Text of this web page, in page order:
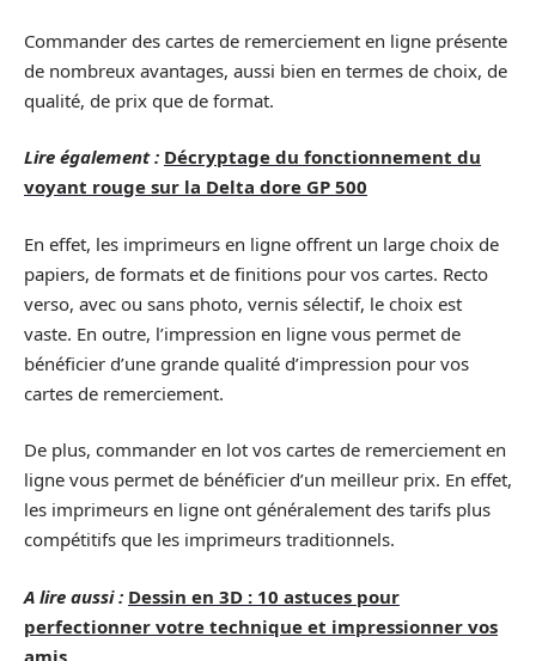
Commander des cartes de remerciement en ligne présente
de nombreux avantages, aussi bien en termes de choix, de
qualité, de prix que de format.
Lire également : Décryptage du fonctionnement du
voyant rouge sur la Delta dore GP 500
En effet, les imprimeurs en ligne offrent un large choix de
papiers, de formats et de finitions pour vos cartes. Recto
verso, avec ou sans photo, vernis sélectif, le choix est
vaste. En outre, l’impression en ligne vous permet de
bénéficier d’une grande qualité d’impression pour vos
cartes de remerciement.
De plus, commander en lot vos cartes de remerciement en
ligne vous permet de bénéficier d’un meilleur prix. En effet,
les imprimeurs en ligne ont généralement des tarifs plus
compétitifs que les imprimeurs traditionnels.
A lire aussi : Dessin en 3D : 10 astuces pour
perfectionner votre technique et impressionner vos
amis